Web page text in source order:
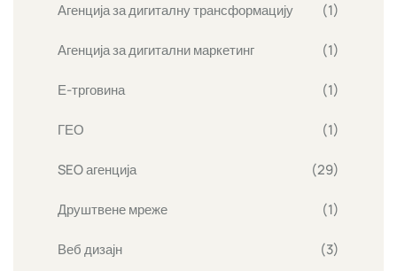
Агенција за дигиталну трансформацију (1)
Агенција за дигитални маркетинг (1)
Е-трговина (1)
ГЕО (1)
SEO агенција (29)
Друштвене мреже (1)
Веб дизајн (3)